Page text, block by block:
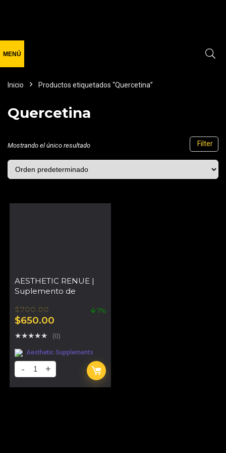
Inicio Productos etiquetados “Quercetina”
Quercetina
Filter
Mostrando el único resultado
AESTHETIC RENUE |
Suplemento de
Celular y Piel
$700.00
$650.00
7%
★★★★★ (0)
Aesthetic Supplements